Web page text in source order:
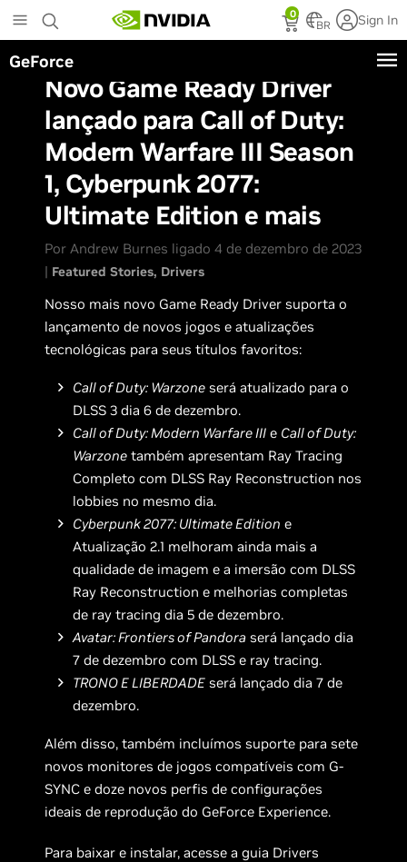
to
main
content
0
BR Sign In
GeForce
Novo Game Ready Driver
lançado para Call of Duty:
Modern Warfare III Season
1, Cyberpunk 2077:
Ultimate Edition e mais
Por Andrew Burnes ligado 4 de dezembro de 2023
| Featured Stories Drivers
Nosso mais novo Game Ready Driver suporta o
lançamento de novos jogos e atualizações
tecnológicas para seus títulos favoritos:
Call of Duty: Warzone será atualizado para o
DLSS 3 dia 6 de dezembro.
Call of Duty: Modern Warfare III e Call of Duty:
Warzone também apresentam Ray Tracing
Completo com DLSS Ray Reconstruction nos
lobbies no mesmo dia.
Cyberpunk 2077: Ultimate Edition e
Atualização 2.1 melhoram ainda mais a
qualidade de imagem e a imersão com DLSS
Ray Reconstruction e melhorias completas
de ray tracing dia 5 de dezembro.
Avatar: Frontiers of Pandora será lançado dia
7 de dezembro com DLSS e ray tracing.
TRONO E LIBERDADE será lançado dia 7 de
dezembro.
Além disso, também incluímos suporte para sete
novos monitores de jogos compatíveis com G-
SYNC e doze novos perfis de configurações
ideais de reprodução do GeForce Experience.
Para baixar e instalar, acesse a guia Drivers